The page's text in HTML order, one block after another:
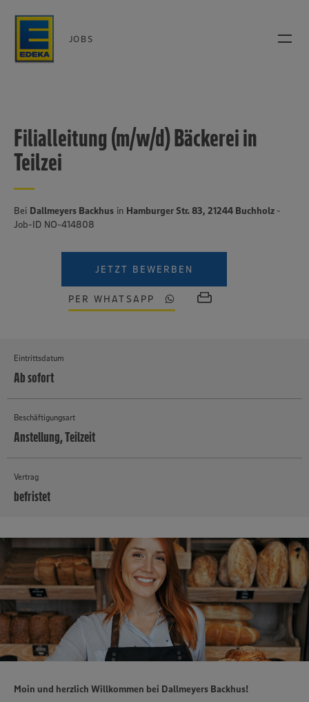
JOBS
Filialleitung (m/w/d) Bäckerei in
Teilzei
Bei Dallmeyers Backhus in Hamburger Str. 83, 21244 Buchholz -
Job-ID NO-414808
JETZT BEWERBEN
PER WHATSAPP
Eintrittsdatum
Ab sofort
Beschäftigungsart
Anstellung, Teilzeit
Vertrag
befristet
Moin und herzlich Willkommen bei Dallmeyers Backhus!